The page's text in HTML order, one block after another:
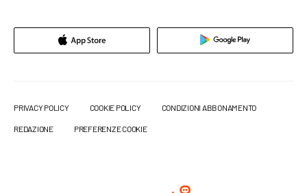
PRIVACY POLICY COOKIE POLICY CONDIZIONI ABBONAMENTO
REDAZIONE PREFERENZE COOKIE